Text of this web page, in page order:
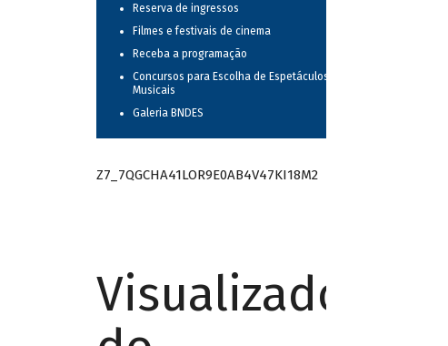
Reserva de ingressos
Filmes e festivais de cinema
Receba a programação
Concursos para Escolha de Espetáculos
Musicais
Galeria BNDES
Z7_7QGCHA41LOR9E0AB4V47KI18M2
Visualizador